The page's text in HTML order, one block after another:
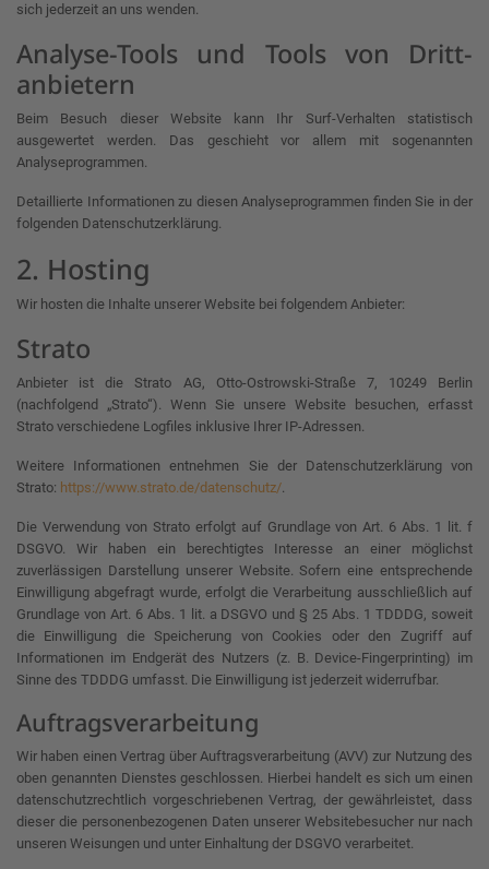
sich jederzeit an uns wenden.
Analyse-Tools und Tools von Dritt­
anbietern
Beim Besuch dieser Website kann Ihr Surf-Verhalten statistisch
ausgewertet werden. Das geschieht vor allem mit sogenannten
Analyseprogrammen.
Detaillierte Informationen zu diesen Analyseprogrammen finden Sie in der
folgenden Datenschutzerklärung.
2. Hosting
Wir hosten die Inhalte unserer Website bei folgendem Anbieter:
Strato
Anbieter ist die Strato AG, Otto-Ostrowski-Straße 7, 10249 Berlin
(nachfolgend „Strato“). Wenn Sie unsere Website besuchen, erfasst
Strato verschiedene Logfiles inklusive Ihrer IP-Adressen.
Weitere Informationen entnehmen Sie der Datenschutzerklärung von
Strato: https://www.strato.de/datenschutz/.
Die Verwendung von Strato erfolgt auf Grundlage von Art. 6 Abs. 1 lit. f
DSGVO. Wir haben ein berechtigtes Interesse an einer möglichst
zuverlässigen Darstellung unserer Website. Sofern eine entsprechende
Einwilligung abgefragt wurde, erfolgt die Verarbeitung ausschließlich auf
Grundlage von Art. 6 Abs. 1 lit. a DSGVO und § 25 Abs. 1 TDDDG, soweit
die Einwilligung die Speicherung von Cookies oder den Zugriff auf
Informationen im Endgerät des Nutzers (z. B. Device-Fingerprinting) im
Sinne des TDDDG umfasst. Die Einwilligung ist jederzeit widerrufbar.
Auftragsverarbeitung
Wir haben einen Vertrag über Auftragsverarbeitung (AVV) zur Nutzung des
oben genannten Dienstes geschlossen. Hierbei handelt es sich um einen
datenschutzrechtlich vorgeschriebenen Vertrag, der gewährleistet, dass
dieser die personenbezogenen Daten unserer Websitebesucher nur nach
unseren Weisungen und unter Einhaltung der DSGVO verarbeitet.